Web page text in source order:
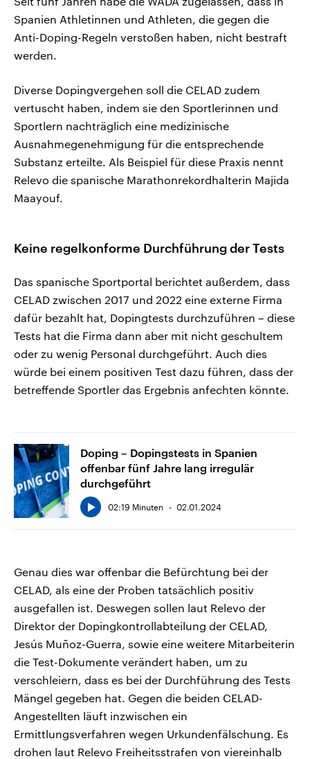
Spanien Athletinnen und Athleten, die gegen die
Anti-Doping-Regeln verstoßen haben, nicht bestraft
werden.
Diverse Dopingvergehen soll die CELAD zudem
vertuscht haben, indem sie den Sportlerinnen und
Sportlern nachträglich eine medizinische
Ausnahmegenehmigung für die entsprechende
Substanz erteilte. Als Beispiel für diese Praxis nennt
Relevo die spanische Marathonrekordhalterin Majida
Maayouf.
Keine regelkonforme Durchführung der Tests
Das spanische Sportportal berichtet außerdem, dass
CELAD zwischen 2017 und 2022 eine externe Firma
dafür bezahlt hat, Dopingtests durchzuführen – diese
Tests hat die Firma dann aber mit nicht geschultem
oder zu wenig Personal durchgeführt. Auch dies
würde bei einem positiven Test dazu führen, dass der
betreffende Sportler das Ergebnis anfechten könnte.
Doping – Dopingstests in Spanien
offenbar fünf Jahre lang irregulär
durchgeführt
02:19 Minuten 02.01.2024
Genau dies war offenbar die Befürchtung bei der
CELAD, als eine der Proben tatsächlich positiv
ausgefallen ist. Deswegen sollen laut Relevo der
Direktor der Dopingkontrollabteilung der CELAD,
Jesús Muñoz-Guerra, sowie eine weitere Mitarbeiterin
die Test-Dokumente verändert haben, um zu
verschleiern, dass es bei der Durchführung des Tests
Mängel gegeben hat. Gegen die beiden CELAD-
Angestellten läuft inzwischen ein
Ermittlungsverfahren wegen Urkundenfälschung. Es
drohen laut Relevo Freiheitsstrafen von viereinhalb